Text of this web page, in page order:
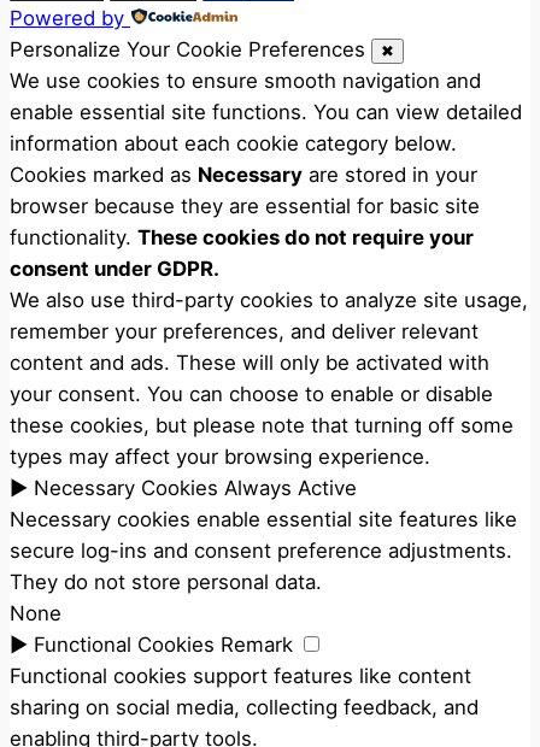
Powered by
Personalize Your Cookie Preferences
✖
We use cookies to ensure smooth navigation and
enable essential site functions. You can view detailed
information about each cookie category below.
Cookies marked as Necessary are stored in your
browser because they are essential for basic site
functionality. These cookies do not require your
consent under GDPR.
We also use third-party cookies to analyze site usage,
remember your preferences, and deliver relevant
content and ads. These will only be activated with
your consent. You can choose to enable or disable
these cookies, but please note that turning off some
types may affect your browsing experience.
► Necessary Cookies Always Active
Necessary cookies enable essential site features like
secure log-ins and consent preference adjustments.
They do not store personal data.
None
► Functional Cookies Remark
Functional cookies support features like content
sharing on social media, collecting feedback, and
enabling third-party tools.